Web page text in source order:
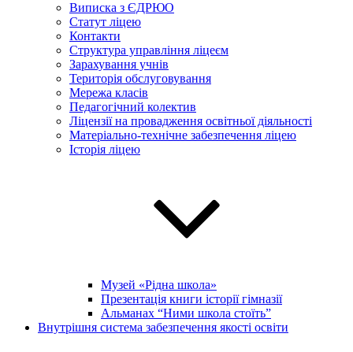
Виписка з ЄДРЮО
Статут ліцею
Контакти
Структура управління ліцеєм
Зарахування учнів
Територія обслуговування
Мережа класів
Педагогічний колектив
Ліцензії на провадження освітньої діяльності
Матеріально-технічне забезпечення ліцею
Історія ліцею
Музей «Рідна школа»
Презентація книги історії гімназії
Альманах “Ними школа стоїть”
Внутрішня система забезпечення якості освіти